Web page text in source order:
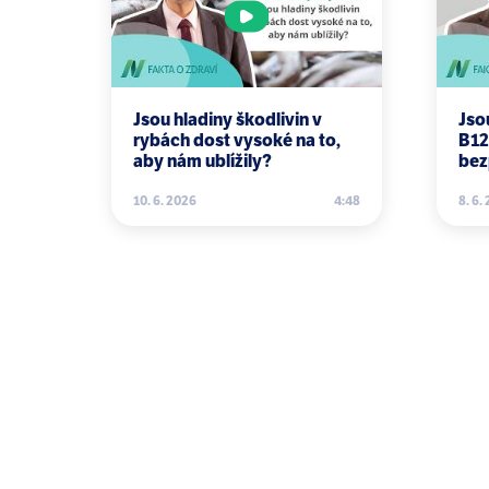
of dementia: A Delphi consensus
K Y Chan, W Wang, J J Wu, L Liu,
Epidemiology of Alzheimer's
J E Galvin. Pass the grain; spare
R P Clarke. Incidence of
Giem P, Beeson WL, Fraser GE.
Adventist Health Study.
Chandra V, Ganguli M, Pandav
Jsou hladiny škodlivin v
rybách dost vysoké na to,
aby nám ublížily?
10. 6. 2026 4:48 8. 6.